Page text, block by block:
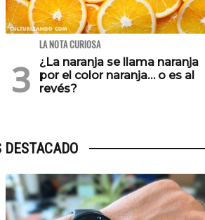
LA NOTA CURIOSA
¿La naranja se llama naranja
por el color naranja… o es al
revés?
DESTACADO